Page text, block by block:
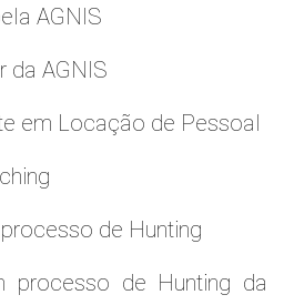
AGNIS
da AGNIS
em Locação de Pessoal
de Hunting
processo de Hunting da